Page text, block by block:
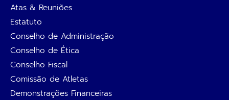
Atas & Reuniões
Estatuto
Conselho de Administração
Conselho de Ética
Conselho Fiscal
Comissão de Atletas
Demonstrações Financeiras